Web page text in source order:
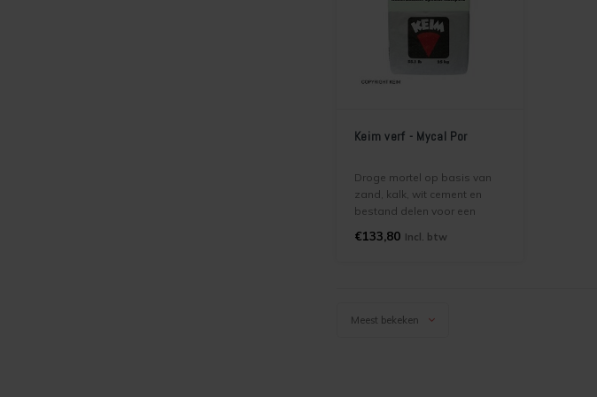
Keim verf - Mycal Por
Droge mortel op basis van
zand, kalk, wit cement en
bestand delen voor een
Met speciale
€133,80 Incl. btw
Meest bekeken